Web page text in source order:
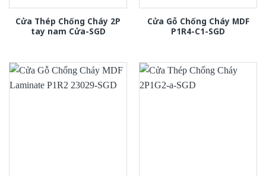
Cửa Thép Chống Cháy 2P
tay nam Cửa-SGD
Cửa Gỗ Chống Cháy MDF
P1R4-C1-SGD